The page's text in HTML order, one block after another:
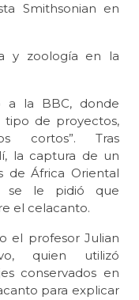
Smithsonian en
y zoología en la
a la BBC, donde
tipo de proyectos,
cortos”. Tras
la captura de un
de África Oriental
se le pidió que
el celacanto.
el profesor Julian
quien utilizó
conservados en
para explicar